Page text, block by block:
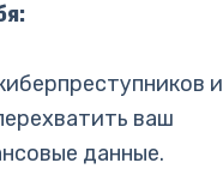
и
ваш
данные.